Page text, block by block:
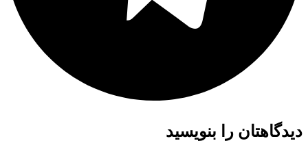
دیدگاهتان را بنویسید